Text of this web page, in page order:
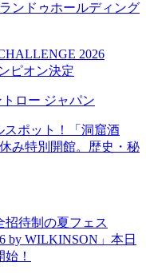
ンドゥホールディング
2026
ピオン決定
ロー ジャパン
スポット！「洞窟酒
み特別開館。歴史・秘
招待制の夏フェス
by WILKINSON」本日
！